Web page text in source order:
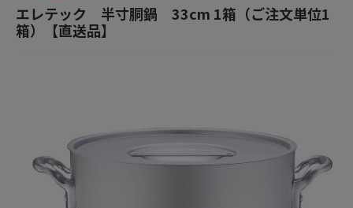
エレテック 半寸胴鍋 33cm 1箱（ご注文単位1
箱）【直送品】